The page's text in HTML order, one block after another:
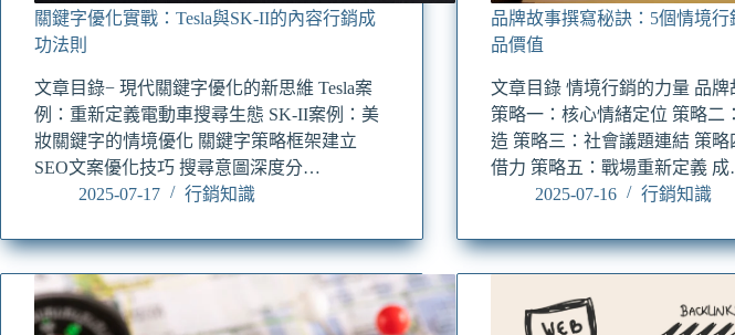
關鍵字優化實戰：Tesla與SK-II的內容行銷成
功法則
文章目錄− 現代關鍵字優化的新思維 Tesla案
例：重新定義電動車搜尋生態 SK-II案例：美
妝關鍵字的情境優化 關鍵字策略框架建立
SEO文案優化技巧 搜尋意圖深度分…
2025-07-17
行銷知識
品牌故事撰寫秘訣：5個情境
品價值
文章目錄 情境行銷的力量 品
策略一：核心情緒定位 策略二
造 策略三：社會議題連結 策
借力 策略五：戰場重新定義
2025-07-16
行銷知識